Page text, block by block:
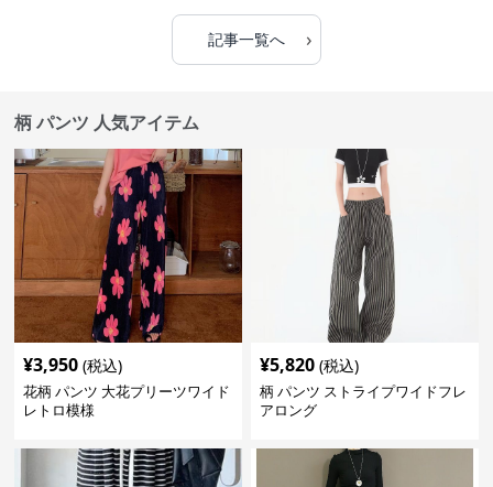
記事一覧へ ›
柄 パンツ 人気アイテム
¥3,950 (税込)
花柄 パンツ 大花プリーツワイド
レトロ模様
¥5,820 (税込)
柄 パンツ ストライプワイドフレ
アロング